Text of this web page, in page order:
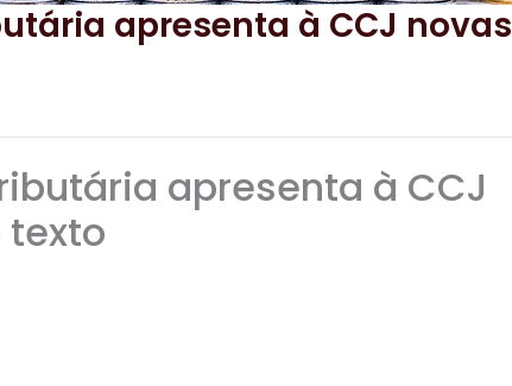
apresenta à CCJ novas
apresenta à CCJ
texto